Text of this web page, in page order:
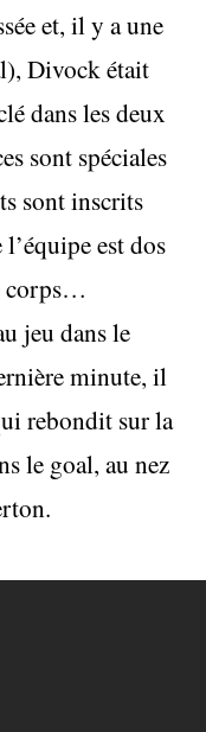
et, il y a une
Divock était
dans les deux
sont spéciales
sont inscrits
est dos
corps…
jeu dans le
minute, il
rebondit sur la
le goal, au nez